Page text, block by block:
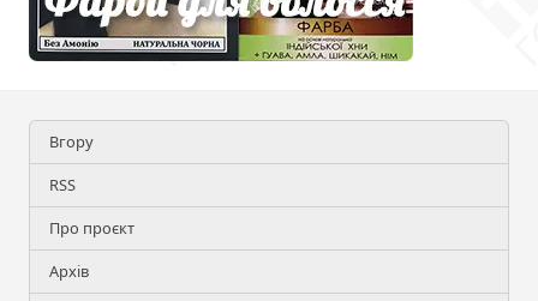
Вгору
RSS
Про проєкт
Архів